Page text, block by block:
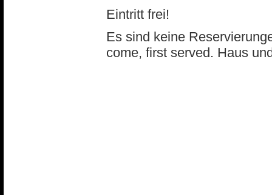
Eintritt frei!
Es sind keine
come, first served. Haus